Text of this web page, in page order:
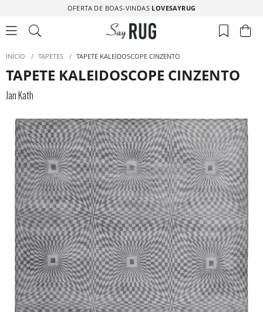
OFERTA DE BOAS-VINDAS LOVESAYRUG
INÍCIO / TAPETES / TAPETE KALEIDOSCOPE CINZENTO
TAPETE KALEIDOSCOPE CINZENTO
Jan Kath